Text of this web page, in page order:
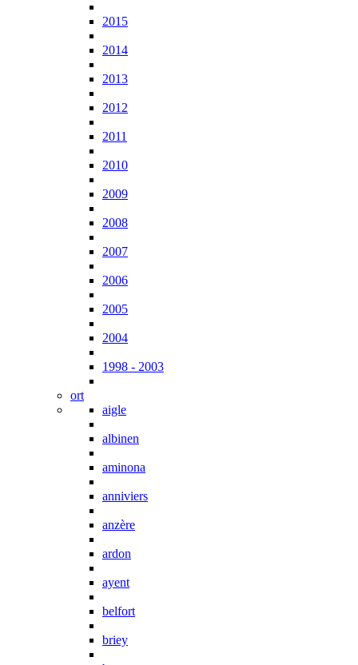
2015
2014
2013
2012
2011
2010
2009
2008
2007
2006
2005
2004
1998 - 2003
ort
aigle
albinen
aminona
anniviers
anzère
ardon
ayent
belfort
briey